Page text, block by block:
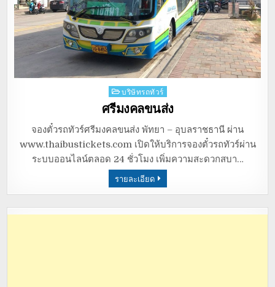
Posted
in
บริษัทรถทัวร์
ศรีมงคลขนส่ง
จองตั๋วรถทัวร์ศรีมงคลขนส่ง พัทยา – อุบลราชธานี ผ่าน
www.thaibustickets.com เปิดให้บริการจองตั๋วรถทัวร์ผ่าน
ระบบออนไลน์ตลอด 24 ชั่วโมง เพิ่มความสะดวกสบา…
รายละเอียด